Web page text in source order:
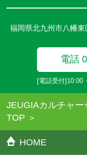
福岡県北九州市八幡
電話
[電話受付]10:00
JEUGIAカルチャ
TOP
HOME